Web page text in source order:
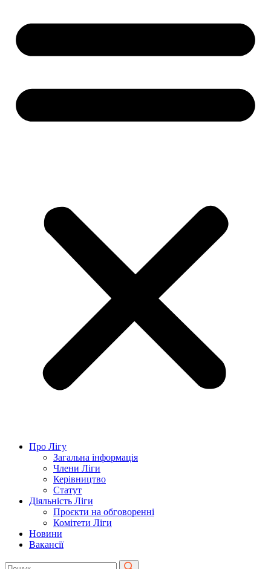
Про Лігу
Загальна інформація
Члени Ліги
Керівництво
Статут
Діяльність Ліги
Проєкти на обговоренні
Комітети Ліги
Новини
Вакансії